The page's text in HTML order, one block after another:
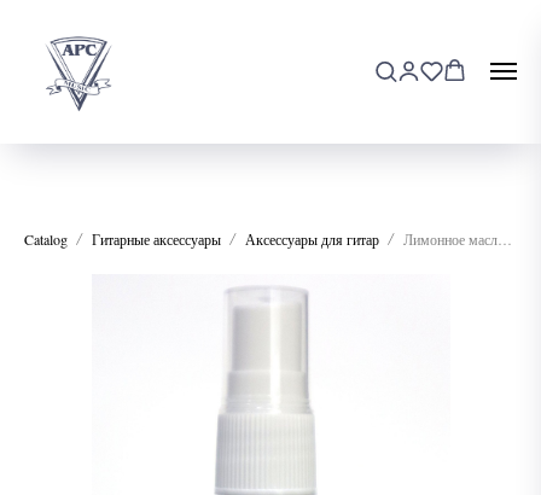
Catalog Гитарные аксессуары Аксессуары для гитар